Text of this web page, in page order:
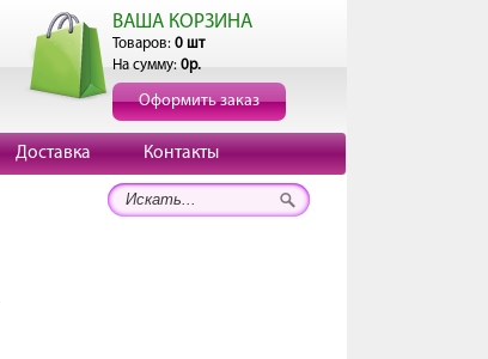
ВАША КОРЗИНА
Товаров: 0 шт
На сумму: 0р.
Оформить заказ
Доставка Контакты